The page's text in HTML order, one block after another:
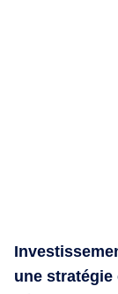
une stratégie